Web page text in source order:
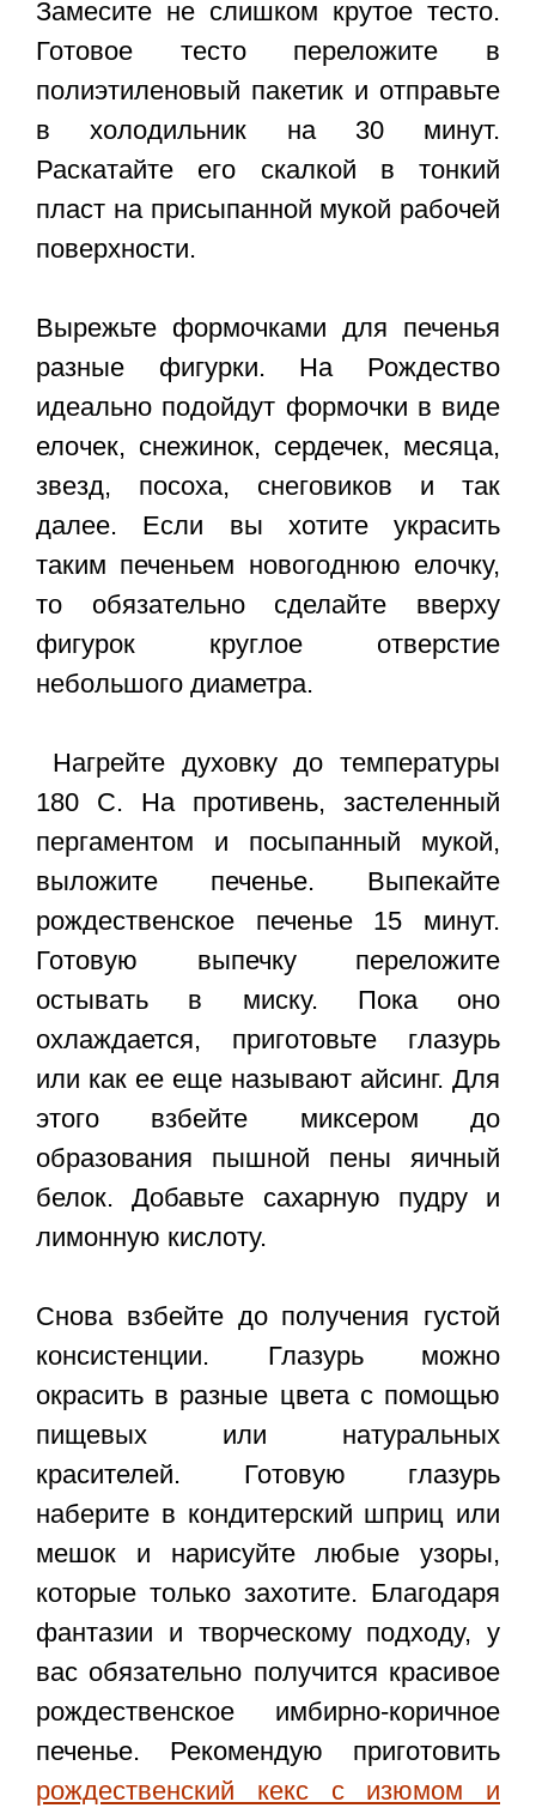
Замесите не слишком крутое тесто.
Готовое тесто переложите в
полиэтиленовый пакетик и отправьте
в холодильник на 30 минут.
Раскатайте его скалкой в тонкий
пласт на присыпанной мукой рабочей
поверхности.
Вырежьте формочками для печенья
разные фигурки. На Рождество
идеально подойдут формочки в виде
елочек, снежинок, сердечек, месяца,
звезд, посоха, снеговиков и так
далее. Если вы хотите украсить
таким печеньем новогоднюю елочку,
то обязательно сделайте вверху
фигурок круглое отверстие
небольшого диаметра.
Нагрейте духовку до температуры
180 С. На противень, застеленный
пергаментом и посыпанный мукой,
выложите печенье. Выпекайте
рождественское печенье 15 минут.
Готовую выпечку переложите
остывать в миску. Пока оно
охлаждается, приготовьте глазурь
или как ее еще называют айсинг. Для
этого взбейте миксером до
образования пышной пены яичный
белок. Добавьте сахарную пудру и
лимонную кислоту.
Снова взбейте до получения густой
консистенции. Глазурь можно
окрасить в разные цвета с помощью
пищевых или натуральных
красителей. Готовую глазурь
наберите в кондитерский шприц или
мешок и нарисуйте любые узоры,
которые только захотите. Благодаря
фантазии и творческому подходу, у
вас обязательно получится красивое
рождественское имбирно-коричное
печенье. Рекомендую приготовить
рождественский кекс с изюмом и